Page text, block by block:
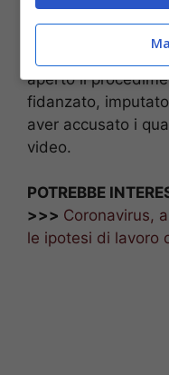
l’istigazione al
uomini che
dov’era presente
aperto il
fidanzato,
aver accusato i
video.
POTREBBE
>>> Coronavirus,
le ipotesi di lavoro